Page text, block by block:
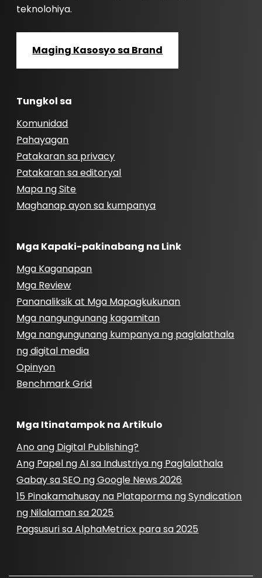
teknolohiya.
Maging Kasosyo sa Brand
Tungkol sa
Komunidad
Pahayagan
Patakaran sa privacy
Patakaran sa editoryal
Mapa ng Site
Maghanap ayon sa kumpanya
Mga Kapaki-pakinabang na Link
Mga Kaganapan
Mga Review
Pananaliksik at Mga Mapagkukunan
Mga nangungunang kagamitan
Mga nangungunang kumpanya ng paglalathala
ng digital media
Opinyon
Benchmark Grid
Mga Itinatampok na Artikulo
Ano ang Digital Publishing?
Ang Papel ng AI sa Industriya ng Paglalathala
Gabay sa SEO ng Google News 2026
15 Pinakamahusay na Plataporma ng Syndication
ng Nilalaman sa 2025
Pagsusuri sa AlphaMetricx para sa 2025